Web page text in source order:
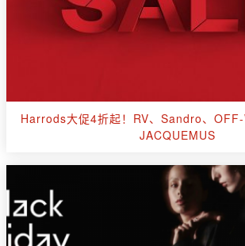
Harrods大促4折起！RV、Sandro、OFF-
JACQUEMUS